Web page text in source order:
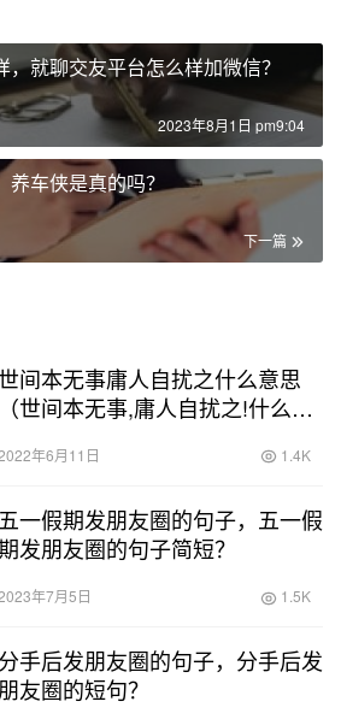
就聊交友平台怎么样加微信？
2023年8月1日 pm9:04
养车侠是真的吗？
下一篇
世间本无事庸人自扰之什么意思
（世间本无事,庸人自扰之!什么意
年6月11日 1.4K
五一假期发朋友圈的句子，五一假
发朋友圈的句子简短？
年7月5日 1.5K
分手后发朋友圈的句子，分手后发
朋友圈的短句？